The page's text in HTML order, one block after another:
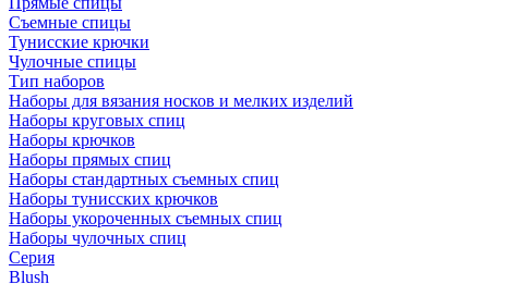
Съемные спицы
Тунисские крючки
Чулочные спицы
Тип наборов
Наборы для вязания носков и мелких изделий
Наборы круговых спиц
Наборы крючков
Наборы прямых спиц
Наборы стандартных съемных спиц
Наборы тунисских крючков
Наборы укороченных съемных спиц
Наборы чулочных спиц
Серия
Blush